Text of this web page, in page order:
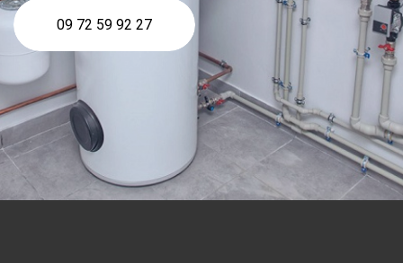
09 72 59 92 27